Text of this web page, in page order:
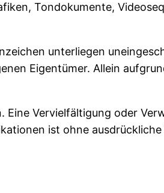
Tondokumente,
unterliegen
Eigentümer. Allein
Vervielfältigung oder
ist ohne